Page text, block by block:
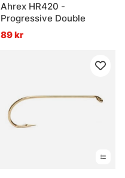
Ahrex HR420 -
Progressive Double
89 kr